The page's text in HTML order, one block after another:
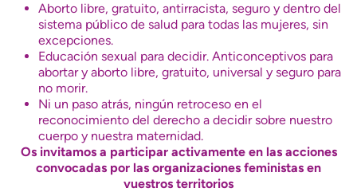
Aborto libre, gratuito, antirracista, seguro y dentro del
sistema público de salud para todas las mujeres, sin
excepciones.
Educación sexual para decidir. Anticonceptivos para
abortar y aborto libre, gratuito, universal y seguro para
no morir.
Ni un paso atrás, ningún retroceso en el
reconocimiento del derecho a decidir sobre nuestro
cuerpo y nuestra maternidad.
Os invitamos a participar activamente en las acciones
convocadas por las organizaciones feministas en
vuestros territorios